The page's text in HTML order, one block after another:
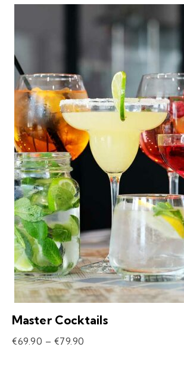
Master Cocktails
€69.90 – €79.90